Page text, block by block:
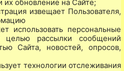
их обновление на Сайте;
извещает Пользователя,
использовать персональные
целью рассылки сообщений
Сайта, новостей, опросов,
технологии отслеживания